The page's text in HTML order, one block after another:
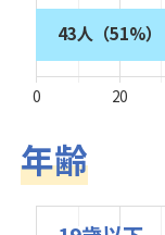
43人（51%）
0 20
年齢